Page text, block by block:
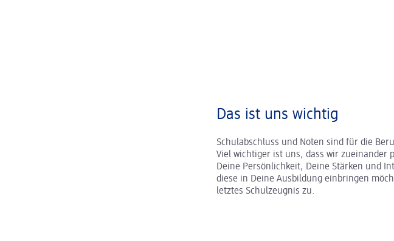
Das ist uns wichtig
Schulabschluss und Noten sind für die
Viel wichtiger ist uns, dass wir zueinander
Deine Persönlichkeit, Deine Stärken und
diese in Deine Ausbildung einbringen
letztes Schulzeugnis zu.